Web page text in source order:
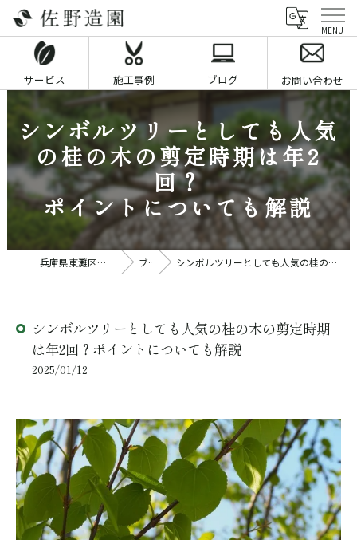
サービス 施工事例 ブログ お問い合わせ
シンボルツリーとしても人気
の桂の木の剪定時期は年2
回？
ポイントについても解説
兵庫県東灘区の剪定業者なら佐野造園 ブログ シンボルツリーとしても人気の桂の木の剪定時期は年2回？ポイントについても解説
シンボルツリーとしても人気の桂の木の剪定時期
は年2回？ポイントについても解説
2025/01/12